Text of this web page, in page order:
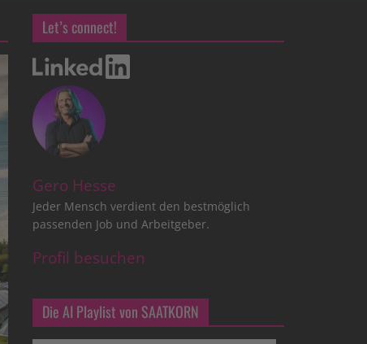
Let’s connect!
Gero Hesse
Jeder Mensch verdient den bestmöglich
passenden Job und Arbeitgeber.
Profil besuchen
Die AI Playlist von SAATKORN